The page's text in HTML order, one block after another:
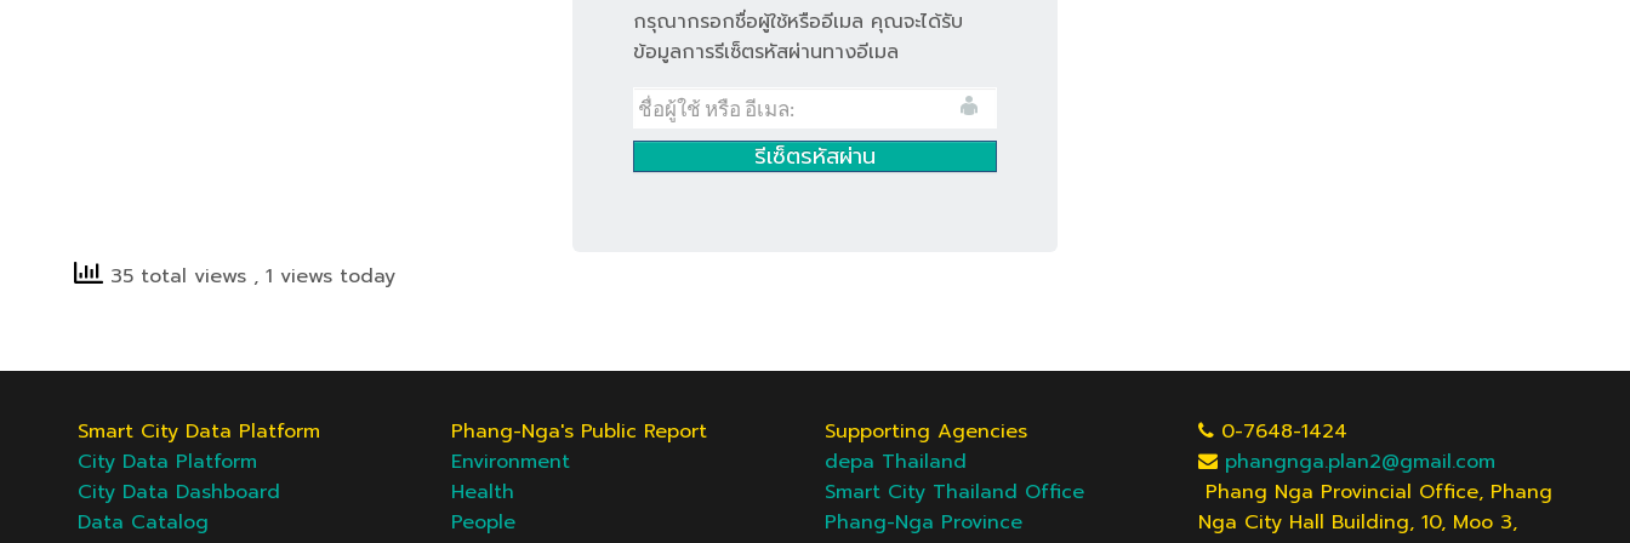
กรุณากรอกชื่อผู้ใช้หรืออีเมล คุณจะได้รับ
ข้อมูลการรีเซ็ตรหัสผ่านทางอีเมล
35 total views , 1 views today
Smart City Data Platform
City Data Platform
City Data Dashboard
Data Catalog
Phang-Nga's Public Report
Environment
Health
People
Supporting Agencies
depa Thailand
Smart City Thailand Office
Phang-Nga Province
0-7648-1424
phangnga.plan2@gmail.com
Phang Nga Provincial Office, Phang
Nga City Hall Building, 10, Moo 3,